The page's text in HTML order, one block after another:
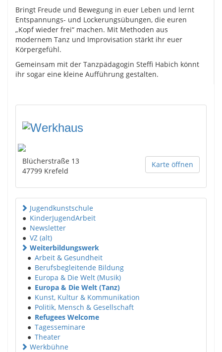
Bringt Freude und Bewegung in euer Leben und lernt
Entspannungs- und Lockerungsübungen, die euren
„Kopf wieder frei“ machen. Mit Methoden aus
modernem Tanz und Improvisation stärkt ihr euer
Körpergefühl.
Gemeinsam mit der Tanzpädagogin Steffi Habich könnt
ihr sogar eine kleine Aufführung gestalten.
Karte öffnen
Blücherstraße 13
47799 Krefeld
Jugendkunstschule
● KinderJugendArbeit
● Newsletter
● VZ (alt)
Weiterbildungswerk
● Arbeit & Gesundheit
● Berufsbegleitende Bildung
● Europa & Die Welt (Musik)
● Europa & Die Welt (Tanz)
● Kunst, Kultur & Kommunikation
● Politik, Mensch & Gesellschaft
● Refugees Welcome
● Tagesseminare
● Theater
Werkbühne